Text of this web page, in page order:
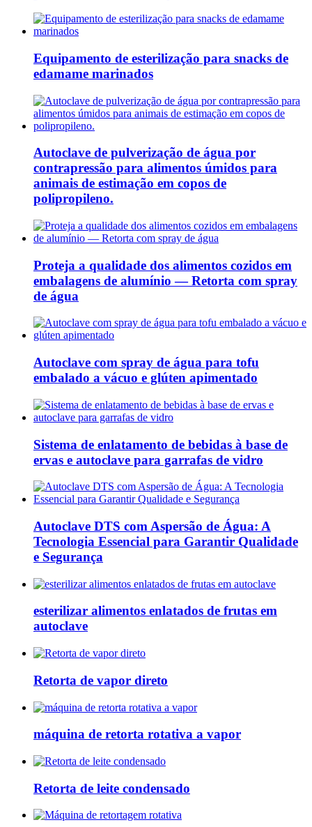
Equipamento de esterilização para snacks de
edamame marinados
Autoclave de pulverização de água por
contrapressão para alimentos úmidos para
animais de estimação em copos de
polipropileno.
Proteja a qualidade dos alimentos cozidos em
embalagens de alumínio — Retorta com spray
de água
Autoclave com spray de água para tofu
embalado a vácuo e glúten apimentado
Sistema de enlatamento de bebidas à base de
ervas e autoclave para garrafas de vidro
Autoclave DTS com Aspersão de Água: A
Tecnologia Essencial para Garantir Qualidade
e Segurança
esterilizar alimentos enlatados de frutas em
autoclave
Retorta de vapor direto
máquina de retorta rotativa a vapor
Retorta de leite condensado